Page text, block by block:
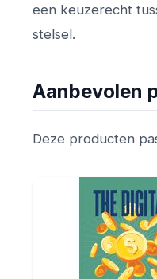
een keuzerecht
stelsel.
Aanbevolen
Deze producten